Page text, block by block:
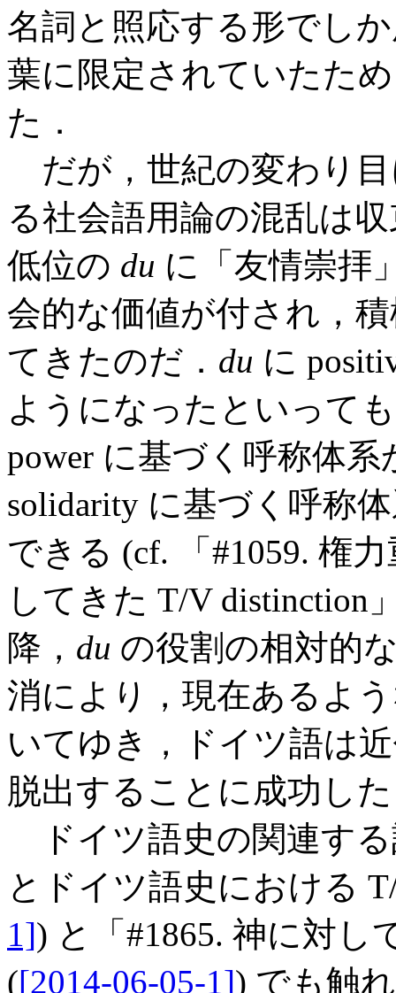
名詞と照応する形でし
葉に限定されていたた
た．
だが，世紀の変わり
る社会語用論の混乱は
低位の du に「友情崇拝
会的な価値が付され，
てきたのだ． du に
ようになったといって
power に基づく呼称体
solidarity に基づく呼称
できる (cf. 「#1059. 権
してきた T/V distinction
降， du の役割の相対的
消により，現在あるよ
いてゆき，ドイツ語は
脱出することに成功し
ドイツ語史の関連する
とドイツ語史における
1]) と「#1865. 神に対し
([2014-06-05-1]) でも触